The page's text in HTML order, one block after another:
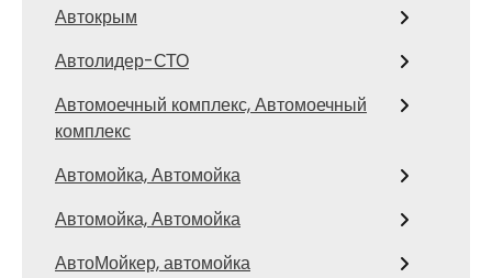
Автокрым
Автолидер-СТО
Автомоечный комплекс, Автомоечный
комплекс
Автомойка, Автомойка
Автомойка, Автомойка
АвтоМойкер, автомойка